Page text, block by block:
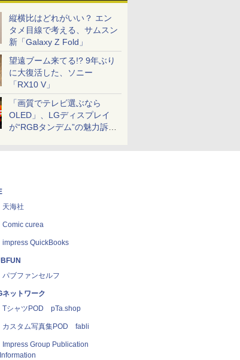
縦横比はどれがいい？ エン
タメ目線で考える、サムスン
新「Galaxy Z Fold」
望遠ブーム来てる!? 9年ぶり
に大復活した、ソニー
「RX10 V」
「画質でテレビ選ぶなら
OLED」、LGディスプレイ
が“RGBタンデム”の魅力訴
天海社
Comic curea
impress QuickBooks
パブファンセルフ
ネットワーク
TシャツPOD pTa.shop
カスタム写真集POD fabli
Impress Group Publication
Information